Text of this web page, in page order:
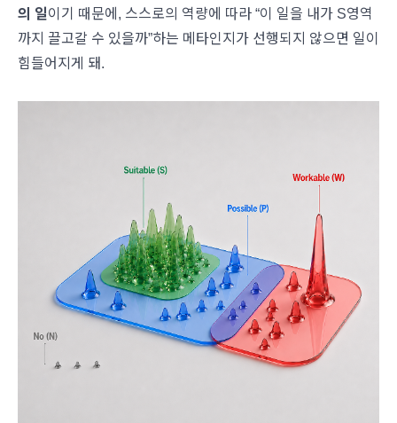
의 일이기 때문에, 스스로의 역량에 따라 “이 일을 내가 S영역
까지 끌고갈 수 있을까”하는 메타인지가 선행되지 않으면 일이
힘들어지게 돼.